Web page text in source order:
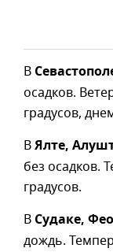
В
осадков.
градусов,
ВЯлте,
без осадков.
градусов.
В Судаке,
дождь.